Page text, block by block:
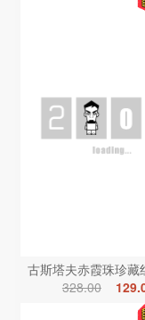
古斯塔夫赤霞珠珍藏
328.00